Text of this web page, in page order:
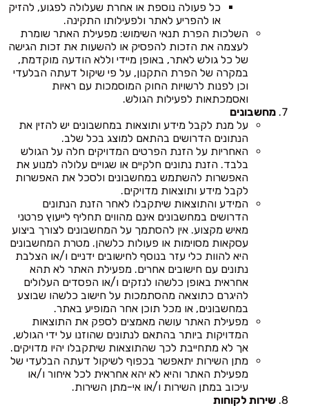
כל פעולה נוספת או אחרת שעלולה לפגוע, להזיק
או להפריע לאתר ולפעילותו התקינה.
השלכות הפרת תנאי השימוש: מפעילת האתר שומרת
לעצמה את הזכות להפסיק או להשעות את זכות הגישה
של כל גולש לאתר, באופן מיידי וללא הודעה מוקדמת,
במקרה של הפרת התקנון, על פי שיקול דעתה הבלעדי
וכן לפנות לרשויות החוק המוסמכות עם ראיות
ואסמכתאות לפעילות הגולש.
מחשבונים
על מנת לקבל מידע ותוצאות במחשבונים יש להזין את
הנתונים הדרושים בהתאם למוצג בכל שלב.
האחריות על הזנת הפרטים המדויקים חלה על הגולש
בלבד. הזנת נתונים חלקיים או שגויים עלולה למנוע את
האפשרות להשתמש במחשבונים ולסכל את האפשרות
לקבל מידע ותוצאות מדויקים.
המידע והתוצאות שיתקבלו לאחר הזנת הנתונים
הדרושים במחשבונים אינם מהווים תחליף לייעוץ פרטני
מאיש מקצוע. אין להסתמך על המחשבונים לצורך ביצוע
עסקאות מסוימות או פעולות כלשהן. מטרת המחשבונים
היא להוות כלי עזר בנוסף לחישובים ידניים ו/או הצלבת
נתונים עם חישובים אחרים. מפעילת האתר לא תהא
אחראית באופן כלשהו לנזקים ו/או הפסדים העלולים
להיגרם כתוצאה מהסתמכות על חישוב כלשהו שבוצע
במחשבונים, או מכל תוכן אחר המופיע באתר.
מפעילת האתר עושה מאמצים לספק את התוצאות
המדויקות ביותר בהתאם לנתונים שהוזנו על ידי הגולש,
אך לא מתחייבת לכך שהתוצאות שיתקבלו יהיו מדויקים.
מתן השירות יתאפשר בכפוף לשיקול דעתה הבלעדי של
מפעילת האתר והיא לא יהא אחראית לכל איחור ו/או
עיכוב במתן השירות ו/או אי-מתן השירות.
שירות לקוחות